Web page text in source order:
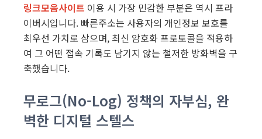
링크모음사이트 이용 시 가장 민감한 부분은 역시 프라
이버시입니다. 빠른주소는 사용자의 개인정보 보호를
최우선 가치로 삼으며, 최신 암호화 프로토콜을 적용하
여 그 어떤 접속 기록도 남기지 않는 철저한 방화벽을 구
축했습니다.
무로그(No-Log) 정책의 자부심, 완
벽한 디지털 스텔스